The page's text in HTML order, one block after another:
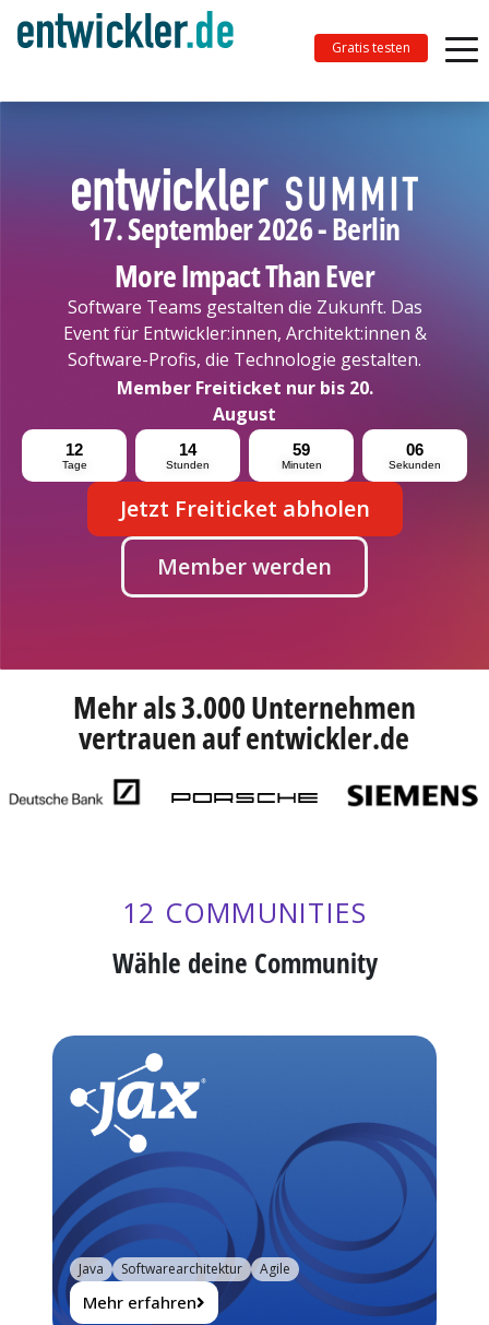
Gratis testen
17. September 2026 - Berlin
More Impact Than Ever
Software Teams gestalten die Zukunft. Das
Event für Entwickler:innen, Architekt:innen &
Software-Profis, die Technologie gestalten.
Member Freiticket nur bis 20.
August
12
Tage
14
Stunden
59
Minuten
04
Sekunden
Jetzt Freiticket abholen
Member werden
Mehr als 3.000 Unternehmen
vertrauen auf entwickler.de
12 COMMUNITIES
Wähle deine Community
Mehr erfahren
Java Softwarearchitektur Agile